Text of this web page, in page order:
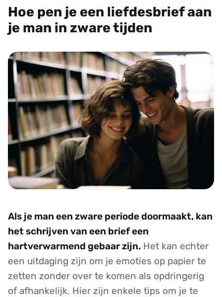
Hoe pen je een liefdesbrief aan
je man in zware tijden
Als je man een zware periode doormaakt, kan
het schrijven van een brief een
hartverwarmend gebaar zijn. Het kan echter
een uitdaging zijn om je emoties op papier te
zetten zonder over te komen als opdringerig
of afhankelijk. Hier zijn enkele tips om je te